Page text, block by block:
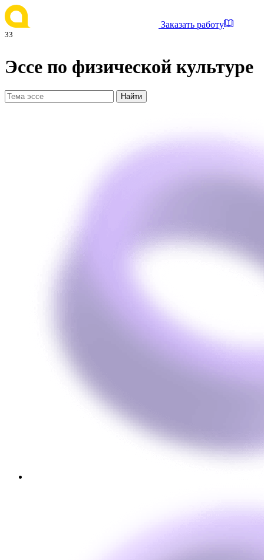
Заказать работу
33
Эссе по физической культуре
Найти